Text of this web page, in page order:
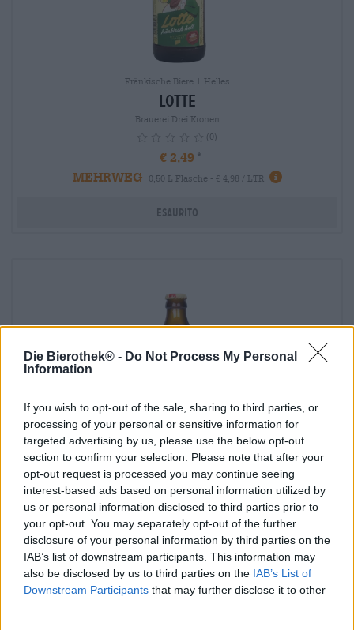
Die Bierothek® - Do Not Process My Personal
Information
If you wish to opt-out of the sale, sharing to third parties, or
processing of your personal or sensitive information for
targeted advertising by us, please use the below opt-out
section to confirm your selection. Please note that after your
opt-out request is processed you may continue seeing
interest-based ads based on personal information utilized by
us or personal information disclosed to third parties prior to
your opt-out. You may separately opt-out of the further
disclosure of your personal information by third parties on the
IAB’s list of downstream participants. This information may
also be disclosed by us to third parties on the IAB’s List of
Downstream Participants that may further disclose it to other
Fränkische Biere | Helles
Lotte
Brauerei Drei Kronen
(0)
€ 2,49
MEHRWEG
0,50 L Flasche - € 4,98 / LTR info
Esaurito
Rauchbiere | Fränkische Biere | Dunkles und Schwarzbier
Aecht Schlenkerla Rauchbier Märzen
Brauerei Schlenkerla
(0)
€ 2,69
MEHRWEG
0,50 L Flasche - € 5,38 / LTR info